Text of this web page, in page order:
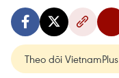
Theo dõi VietnamPlus